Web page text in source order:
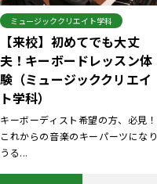
ミュージッククリエイト学科
【来校】初めてでも大丈
夫！キーボードレッスン体
験（ミュージッククリエイ
ト学科）
キーボーディスト希望の方、必見！
これからの音楽のキーパーツになり
うる...